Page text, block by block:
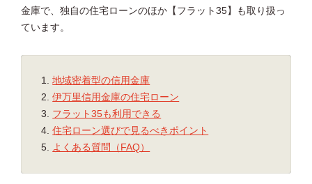
金庫で、独自の住宅ローンのほか【フラット35】も取り扱っ
ています。
地域密着型の信用金庫
伊万里信用金庫の住宅ローン
フラット35も利用できる
住宅ローン選びで見るべきポイント
よくある質問（FAQ）